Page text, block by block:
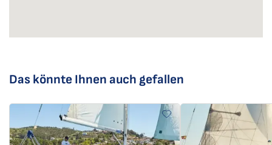
Das könnte Ihnen auch gefallen